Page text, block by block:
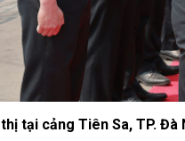
tại cảng Tiên Sa, TP. Đà